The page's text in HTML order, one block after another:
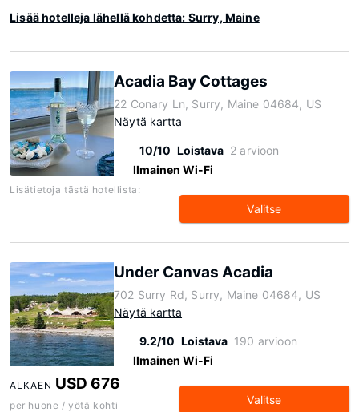
Lisää hotelleja lähellä kohdetta: Surry, Maine
Acadia Bay Cottages
22 Conary Ln, Surry, Maine 04684, US
Näytä kartta
10/10 Loistava 2 arvioon
Ilmainen Wi-Fi
Lisätietoja tästä hotellista:
Valitse
Under Canvas Acadia
702 Surry Rd, Surry, Maine 04684, US
Näytä kartta
9.2/10 Loistava 190 arvioon
Ilmainen Wi-Fi
ALKAEN USD 676
per huone / yötä kohti Valitse